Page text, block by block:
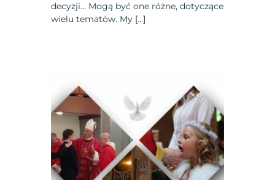
decyzji… Mogą być one różne, dotyczące
wielu tematów. My […]